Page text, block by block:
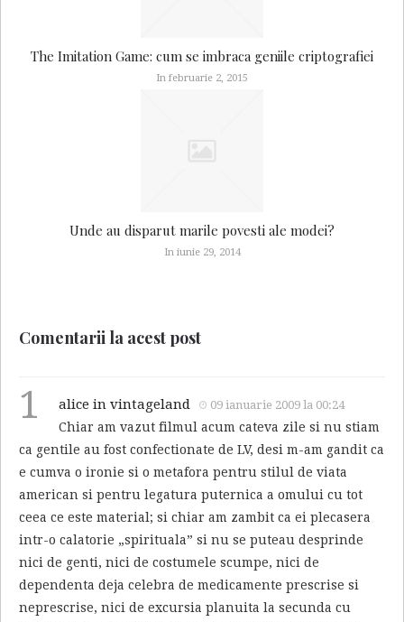
The Imitation Game: cum se imbraca geniile criptografiei
In februarie 2, 2015
Unde au disparut marile povesti ale modei?
In iunie 29, 2014
Comentarii la acest post
1 alice in vintageland 09 ianuarie 2009 la 00:24
Chiar am vazut filmul acum cateva zile si nu stiam
ca gentile au fost confectionate de LV, desi m-am gandit ca
e cumva o ironie si o metafora pentru stilul de viata
american si pentru legatura puternica a omului cu tot
ceea ce este material; si chiar am zambit ca ei plecasera
intr-o calatorie „spirituala” si nu se puteau desprinde
nici de genti, nici de costumele scumpe, nici de
dependenta deja celebra de medicamente prescrise si
neprescrise, nici de excursia planuita la secunda cu